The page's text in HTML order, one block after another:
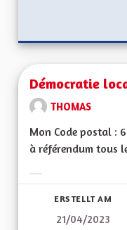
Démocratie
THOMAS
Mon Code postal :
à référendum tous
ERSTELLT AM
21/04/2023